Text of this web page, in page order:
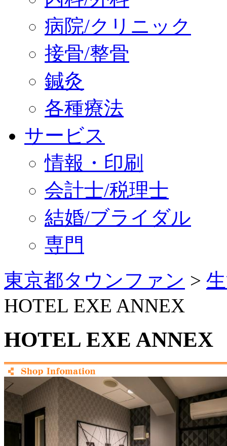
病院/クリニック
接骨/整骨
鍼灸
各種療法
サービス
情報・印刷
会計士/税理士
結婚/ブライダル
専門
東京都タウンファン >
HOTEL EXE ANNEX
HOTEL EXE ANNEX